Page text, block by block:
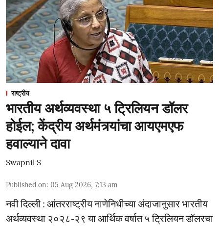
राष्ट्रीय
भारतीय अर्थव्यवस्था ५ ट्रिलियन डॉलर
होईल; केंद्रीय अर्थमंत्र्यांचा आयएमएफ
हवाल्याने दावा
Swapnil S
Published on: 05 Aug 2026, 7:13 am
नवी दिल्ली : आंतरराष्ट्रीय नाणेनिधीच्या अंदाजानुसार भारतीय
अर्थव्यवस्था २०२८-२९ या आर्थिक वर्षात ५ ट्रिलियन डॉलरचा